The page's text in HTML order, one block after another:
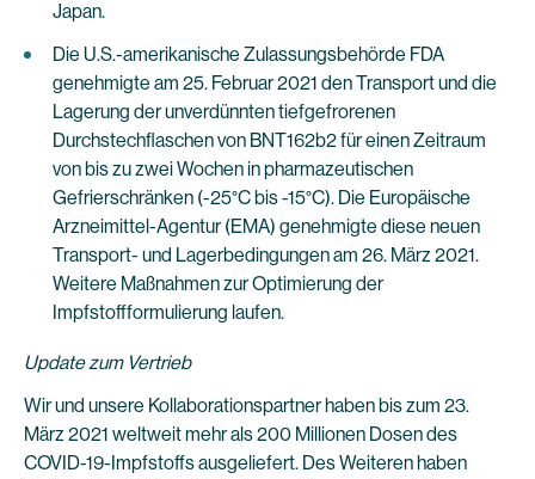
Japan.
Die U.S.-amerikanische Zulassungsbehörde FDA
genehmigte am 25. Februar 2021 den Transport und die
Lagerung der unverdünnten tiefgefrorenen
Durchstechflaschen von BNT162b2 für einen Zeitraum
von bis zu zwei Wochen in pharmazeutischen
Gefrierschränken (-25°C bis -15°C). Die Europäische
Arzneimittel-Agentur (EMA) genehmigte diese neuen
Transport- und Lagerbedingungen am 26. März 2021.
Weitere Maßnahmen zur Optimierung der
Impfstoffformulierung laufen.
Update zum Vertrieb
Wir und unsere Kollaborationspartner haben bis zum 23.
März 2021 weltweit mehr als 200 Millionen Dosen des
COVID-19-Impfstoffs ausgeliefert. Des Weiteren haben